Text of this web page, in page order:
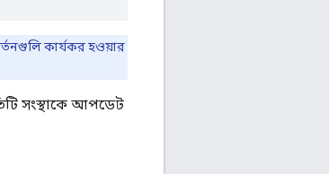
কার্যকর হওয়ার
সংস্থাকে আপডেট